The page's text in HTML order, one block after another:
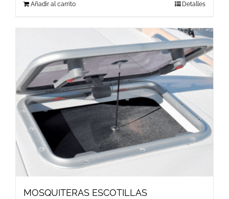
Añadir al carrito Detalles
MOSQUITERAS ESCOTILLAS